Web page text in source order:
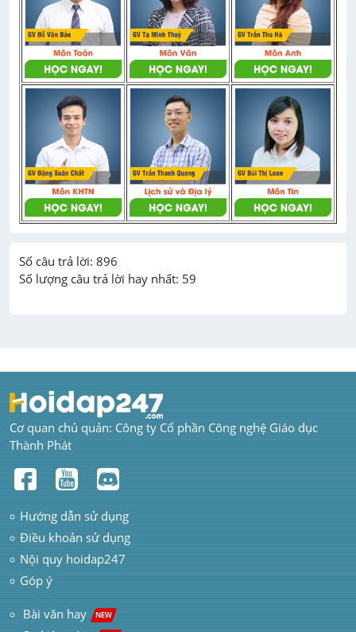
Số câu trả lời: 896
Cơ quan chủ quản: Công ty Cổ phần Công nghệ Giáo dục
Thành Phát
Hướng dẫn sử dụng
Điều khoản sử dụng
Nội quy hoidap247
Góp ý
Bài văn hay NEW